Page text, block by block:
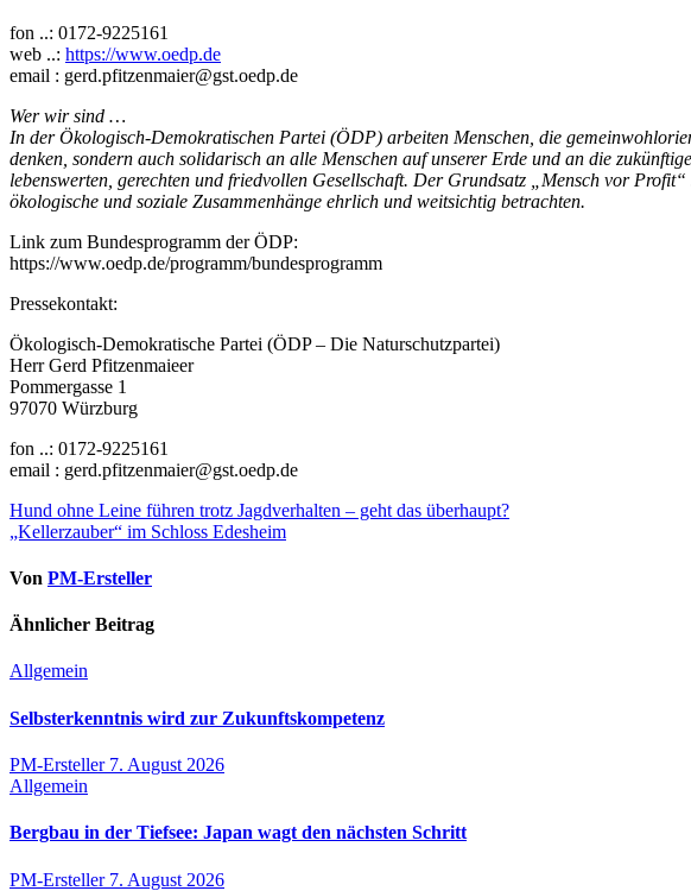
fon ..: 0172-9225161
web ..: https://www.oedp.de
email : gerd.pfitzenmaier@gst.oedp.de
Wer wir sind …
In der Ökologisch-Demokratischen Partei (ÖDP) arbeiten Menschen, die
denken, sondern auch solidarisch an alle Menschen auf unserer Erde und an die
lebenswerten, gerechten und friedvollen Gesellschaft. Der Grundsatz „Mensch vor
ökologische und soziale Zusammenhänge ehrlich und weitsichtig betrachten.
Link zum Bundesprogramm der ÖDP:
https://www.oedp.de/programm/bundesprogramm
Pressekontakt:
Ökologisch-Demokratische Partei (ÖDP – Die Naturschutzpartei)
Herr Gerd Pfitzenmaieer
Pommergasse 1
97070 Würzburg
fon ..: 0172-9225161
email : gerd.pfitzenmaier@gst.oedp.de
Beitragsnavigation
Hund ohne Leine führen trotz Jagdverhalten – geht das überhaupt?
„Kellerzauber“ im Schloss Edesheim
Von PM-Ersteller
Ähnlicher Beitrag
Allgemein
Selbsterkenntnis wird zur Zukunftskompetenz
PM-Ersteller 7. August 2026
Allgemein
Bergbau in der Tiefsee: Japan wagt den nächsten Schritt
PM-Ersteller 7. August 2026